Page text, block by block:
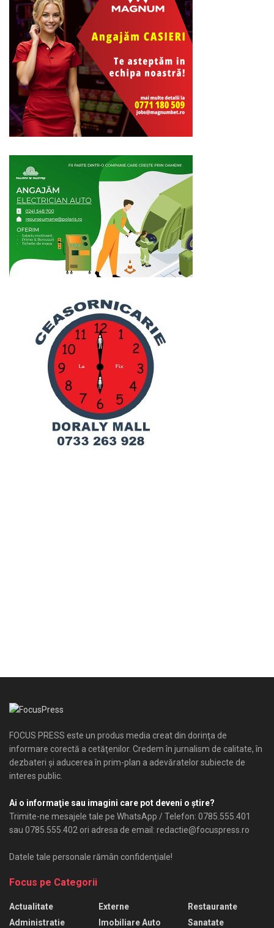
FOCUS PRESS este un produs media creat din dorinţa de
informare corectă a cetăţenilor. Credem în jurnalism de calitate, în
dezbateri şi aducerea în prim-plan a adevăratelor subiecte de
interes public.
Ai o informaţie sau imagini care pot deveni o ştire?
Trimite-ne mesajele tale pe WhatsApp / Telefon: 0785.555.401
sau 0785.555.402 ori adresa de email: redactie@focuspress.ro
Datele tale personale rămân confidenţiale!
Focus pe Categorii
Actualitate
Administratie
Externe
Imobiliare Auto
Restaurante
Sanatate